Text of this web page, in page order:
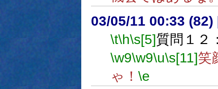
03/05/11 00:33 (82)
\t\h\s[5]質問１２
\w9\w9\u\s[11]笑
ゃ！ \e